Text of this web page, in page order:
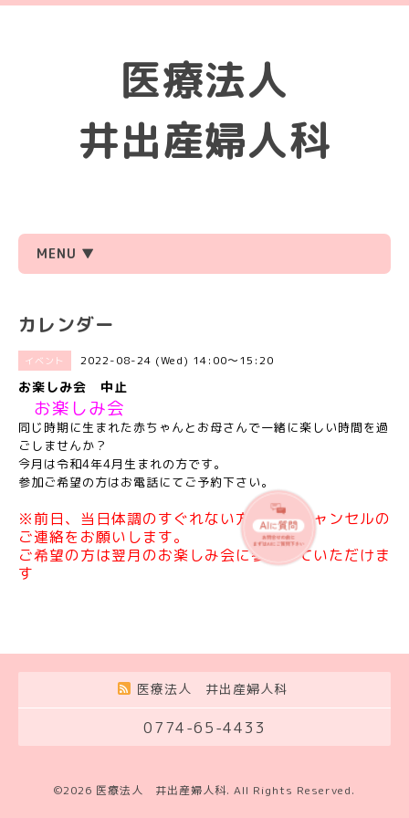
医療法人
井出産婦人科
MENU ▼
カレンダー
イベント 2022-08-24 (Wed) 14:00～15:20
お楽しみ会 中止
お楽しみ会
同じ時期に生まれた赤ちゃんとお母さんで一緒に楽しい時間を過
ごしませんか？
今月は令和4年4月 生まれの方です。
参加ご希望の方はお電話にてご予約下さい。
※前日、当日体調のすぐれない方は必ずキャンセルの
ご連絡をお願いします。
ご希望の方は翌月のお楽しみ会に参加していただけま
す
医療法人 井出産婦人科
0774-65-4433
©2026 医療法人 井出産婦人科. All Rights Reserved.